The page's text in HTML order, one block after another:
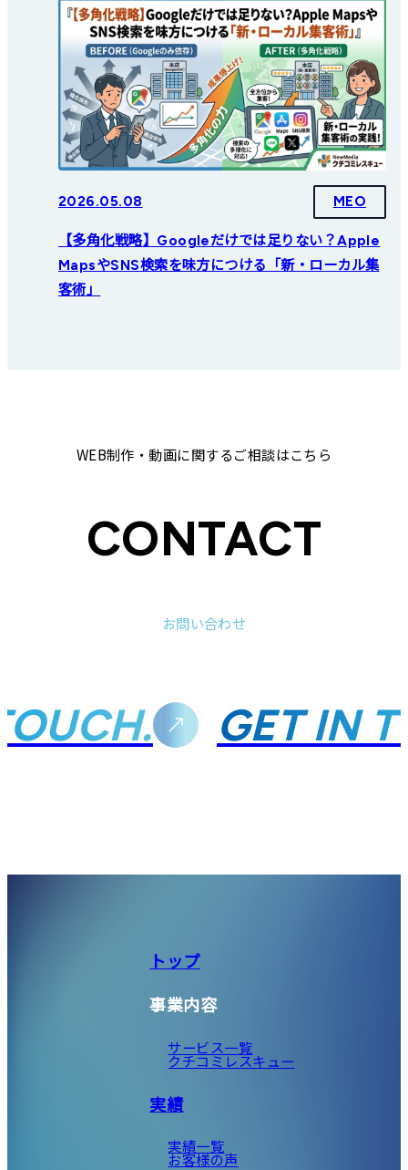
2026.05.08 MEO
【多角化戦略】Googleだけでは足りない？Apple
MapsやSNS検索を味方につける「新・ローカル集
客術」
WEB制作・動画に関するご相談はこちら
CONTACT
お問い合わせ
GET IN
トップ
事業内容
サービス一覧
クチコミレスキュー
実績
実績一覧
お客様の声